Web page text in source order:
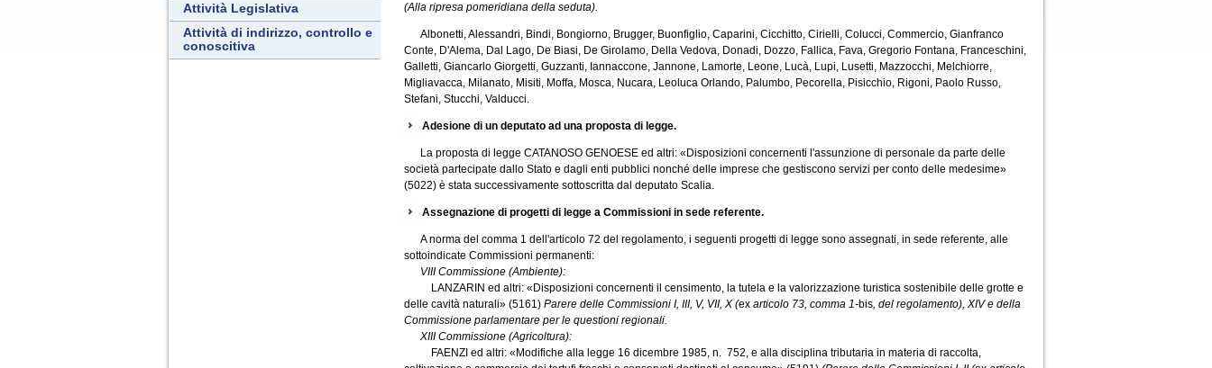
Attività Legislativa
Attività di indirizzo, controllo e
conoscitiva
(Alla ripresa pomeridiana della seduta).
Albonetti, Alessandri, Bindi, Bongiorno, Brugger, Buonfiglio, Caparini, Cicchitto, Cirielli, Colucci, Commercio, Gianfranco
Conte, D'Alema, Dal Lago, De Biasi, De Girolamo, Della Vedova, Donadi, Dozzo, Fallica, Fava, Gregorio Fontana, Franceschini,
Galletti, Giancarlo Giorgetti, Guzzanti, Iannaccone, Jannone, Lamorte, Leone, Lucà, Lupi, Lusetti, Mazzocchi, Melchiorre,
Migliavacca, Milanato, Misiti, Moffa, Mosca, Nucara, Leoluca Orlando, Palumbo, Pecorella, Pisicchio, Rigoni, Paolo Russo,
Stefani, Stucchi, Valducci.
Adesione di un deputato ad una proposta di legge.
La proposta di legge CATANOSO GENOESE ed altri: «Disposizioni concernenti l'assunzione di personale da parte delle
società partecipate dallo Stato e dagli enti pubblici nonché delle imprese che gestiscono servizi per conto delle medesime»
(5022) è stata successivamente sottoscritta dal deputato Scalia.
Assegnazione di progetti di legge a Commissioni in sede referente.
A norma del comma 1 dell'articolo 72 del regolamento, i seguenti progetti di legge sono assegnati, in sede referente, alle
sottoindicate Commissioni permanenti:
VIII Commissione (Ambiente):
LANZARIN ed altri: «Disposizioni concernenti il censimento, la tutela e la valorizzazione turistica sostenibile delle grotte e
delle cavità naturali» (5161) Parere delle Commissioni I, III, V, VII, X (ex articolo 73, comma 1-bis, del regolamento), XIV e della
Commissione parlamentare per le questioni regionali.
XIII Commissione (Agricoltura):
FAENZI ed altri: «Modifiche alla legge 16 dicembre 1985, n. 752, e alla disciplina tributaria in materia di raccolta,